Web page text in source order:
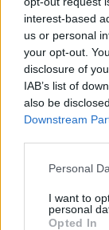
interest-based
us or personal
your opt-out.
disclosure of
IAB’s list of
also be
Downstream
Personal
I want to
personal
Opted In
maalipörssissä
Hintz on
pelaajista
Edellinen artikkeli